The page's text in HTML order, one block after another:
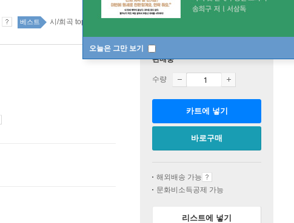
오늘은 그만 보기
베스트 시/희곡 top100 1주
판매중
수량
카트에 넣기
바로구매
해외배송 가능
문화비소득공제 가능
리스트에 넣기